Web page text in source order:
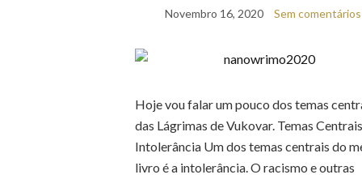
Novembro 16, 2020 Sem comentários
Hoje vou falar um pouco dos temas
das Lágrimas de Vukovar. Temas Centrais
Intolerância Um dos temas centrais do
livro é a intolerância. O racismo e outras